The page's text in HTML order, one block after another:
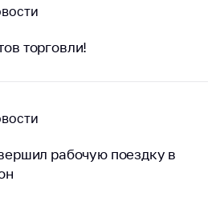
торговли!
рабочую поездку в